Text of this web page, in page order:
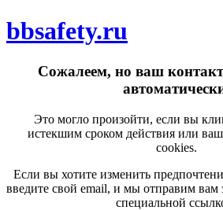
bbsafety.ru
Сожалеем, но ваш контакт
Это могло произойти, если вы
истекшим сроком действия или ваш
cookies.
Если вы хотите изменить
введите свой email, и мы отправим вам
специальной